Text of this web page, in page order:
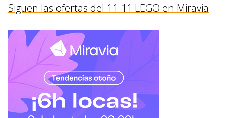
Siguen las ofertas del 11-11 LEGO en Miravia